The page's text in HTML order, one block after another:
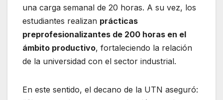
una carga semanal de 20 horas. A su vez, los
estudiantes realizan prácticas
preprofesionalizantes de 200 horas en el
ámbito productivo, fortaleciendo la relación
de la universidad con el sector industrial.
En este sentido, el decano de la UTN aseguró: